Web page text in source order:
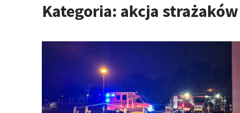
Kategoria: akcja strażaków